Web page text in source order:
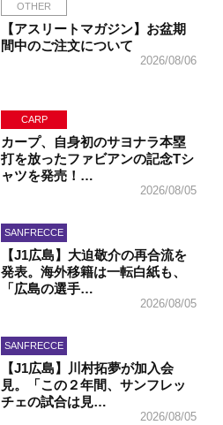
OTHER
【アスリートマガジン】お盆期
間中のご注文について
2026/08/06
CARP
カープ、自身初のサヨナラ本塁
打を放ったファビアンの記念Tシ
ャツを発売！…
2026/08/05
SANFRECCE
【J1広島】大迫敬介の再合流を
発表。海外移籍は一転白紙も、
「広島の選手…
2026/08/05
SANFRECCE
【J1広島】川村拓夢が加入会
見。「この２年間、サンフレッ
チェの試合は見…
2026/08/05